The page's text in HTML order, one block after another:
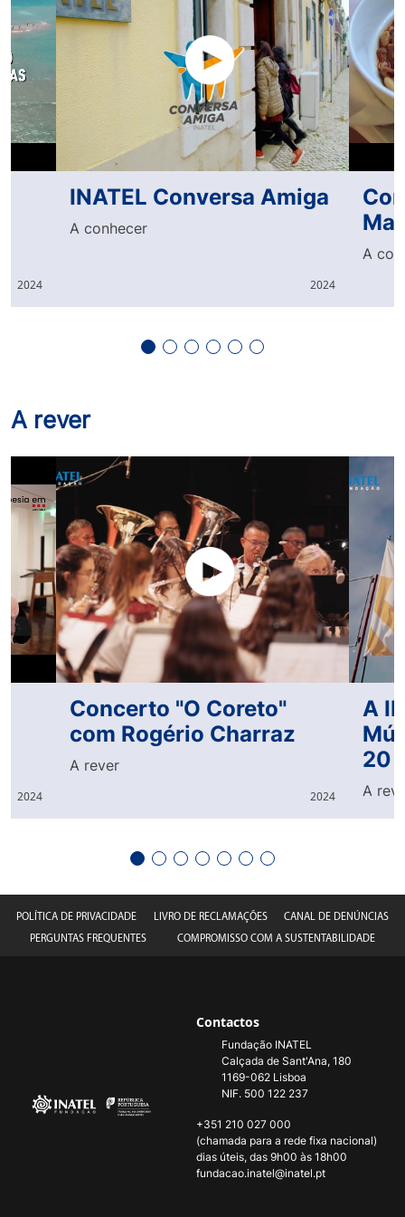
2024
INATEL Conversa Amiga
A conhecer
2024
A
A rever
2024
Concerto "O Coreto"
com Rogério Charraz
A rever
2024
A
20
A
POLÍTICA DE PRIVACIDADE LIVRO DE RECLAMAÇÕES
CANAL DE DENÚNCIAS
PERGUNTAS FREQUENTES
COMPROMISSO COM A SUSTENTABILIDADE
Contactos
Fundação INATEL
Calçada de Sant'Ana, 180
1169-062 Lisboa
NIF. 500 122 237
+351 210 027 000
(chamada para a rede fixa nacional)
dias úteis, das 9h00 às 18h00
fundacao.inatel@inatel.pt